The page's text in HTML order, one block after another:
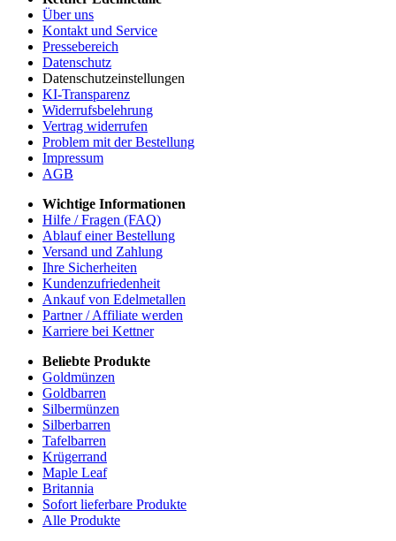
Über uns
Kontakt und Service
Pressebereich
Datenschutz
Datenschutzeinstellungen
KI-Transparenz
Widerrufsbelehrung
Vertrag widerrufen
Problem mit der Bestellung
Impressum
AGB
Wichtige Informationen
Hilfe / Fragen (FAQ)
Ablauf einer Bestellung
Versand und Zahlung
Ihre Sicherheiten
Kundenzufriedenheit
Ankauf von Edelmetallen
Partner / Affiliate werden
Karriere bei Kettner
Beliebte Produkte
Goldmünzen
Goldbarren
Silbermünzen
Silberbarren
Tafelbarren
Krügerrand
Maple Leaf
Britannia
Sofort lieferbare Produkte
Alle Produkte